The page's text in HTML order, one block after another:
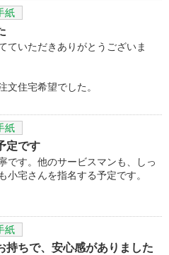
紙
ていただきありがとうございま
文住宅希望でした。
紙
定です
です。他のサービスマンも、しっ
宅さんを指名する予定です。
紙
持ちで、安心感がありました